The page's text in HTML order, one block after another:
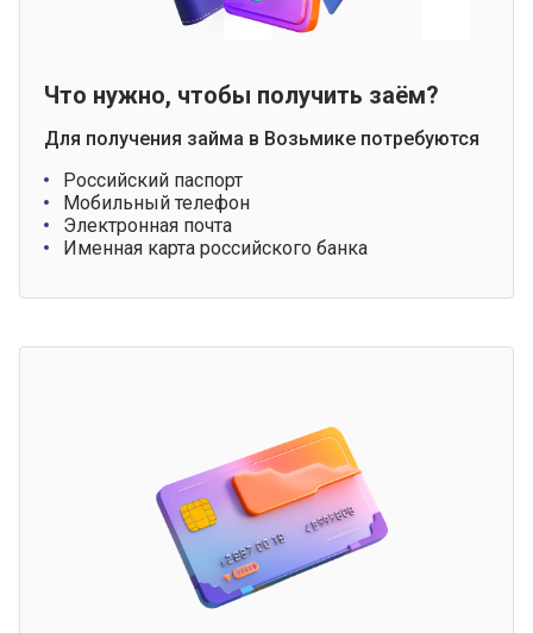
Что нужно, чтобы получить заём?
Для получения займа в Возьмике потребуются
Российский паспорт
Мобильный телефон
Электронная почта
Именная карта российского банка